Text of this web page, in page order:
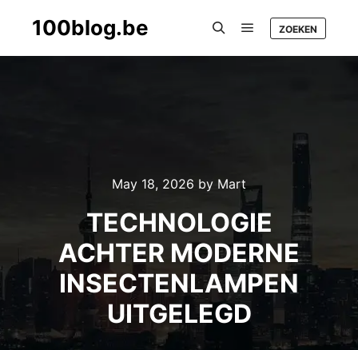
100blog.be ZOEKEN
May 18, 2026 by Mart
TECHNOLOGIE
ACHTER MODERNE
INSECTENLAMPEN
UITGELEGD